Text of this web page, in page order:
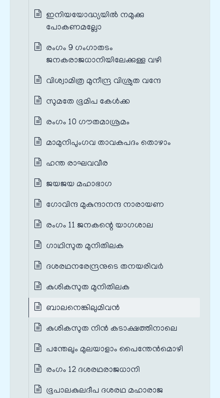
ഇനിയയോദ്ധ്യയില്‍ നമുക്കു
പോകണമല്ലോ
രംഗം 9 ഗംഗാതടം
ജനകരാജധാനിയിലേക്കുള്ള വഴി
വിശ്വാമിത്ര മുനീന്ദ്ര വിശ്രുത വന്ദേ
സുമതേ ഭൂമിപ കേള്‍ക്ക
രംഗം 10 ഗൗതമാശ്രമം
മാമുനിപുംഗവ താവകപദം തൊഴാം
ഹന്ത രാഘവവീര
ജയജയ മഹാഭാഗ
ഗോവിന്ദ മുകുന്ദാനന്ദ നാരായണ
രംഗം 11 ജനകന്റെ യാഗശാല
ഗാഥിസുത മുനിതിലക
ദശരഥനരേന്ദ്രനുടെ തനയരിവര്‍
കുശികസുത മുനിതിലക
ബാലനെങ്കിലുമിവന്‍
കുശികസുത നിന്‍ കടാക്ഷത്തിനാലെ
പന്തേലും മുലയാളാം പൈന്തേന്‍മൊഴി
രംഗം 12 ദശരഥരാജധാനി
ഭൂപാലകുലദീപ ദശരഥ മഹാരാജ